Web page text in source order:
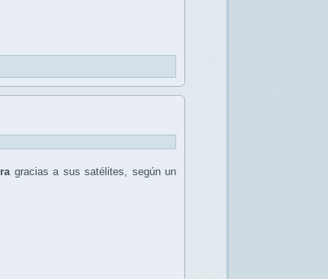
gracias a sus satélites, según un